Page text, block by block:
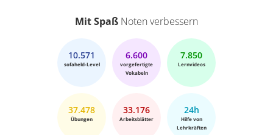
Mit Spaß Noten verbessern
10.571
sofaheld-Level
6.600
vorgefertigte
Vokabeln
7.850
Lernvideos
37.478
Übungen
33.176
Arbeitsblätter
24h
Hilfe von
Lehrkräften